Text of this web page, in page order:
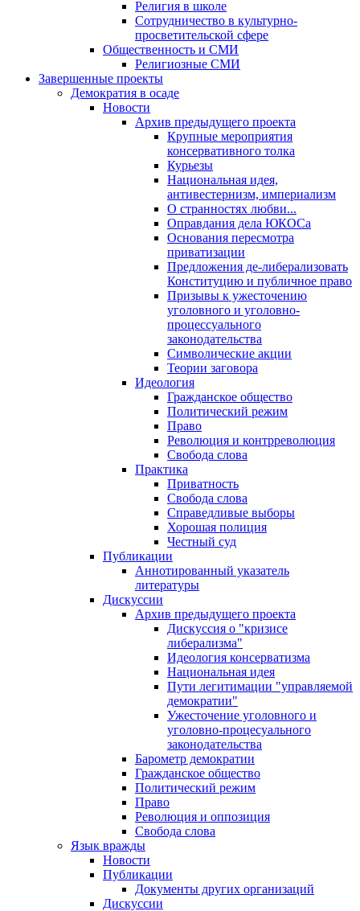
Религия в школе
Сотрудничество в культурно-
просветительской сфере
Общественность и СМИ
Религиозные СМИ
Завершенные проекты
Демократия в осаде
Новости
Архив предыдущего проекта
Крупные мероприятия
консервативного толка
Курьезы
Национальная идея,
антивестернизм, империализм
О странностях любви...
Оправдания дела ЮКОСа
Основания пересмотра
приватизации
Предложения де-либерализовать
Конституцию и публичное право
Призывы к ужесточению
уголовного и уголовно-
процессуального
законодательства
Символические акции
Теории заговора
Идеология
Гражданское общество
Политический режим
Право
Революция и контрреволюция
Свобода слова
Практика
Приватность
Свобода слова
Справедливые выборы
Хорошая полиция
Честный суд
Публикации
Аннотированный указатель
литературы
Дискуссии
Архив предыдущего проекта
Дискуссия о "кризисе
либерализма"
Идеология консерватизма
Национальная идея
Пути легитимации "управляемой
демократии"
Ужесточение уголовного и
уголовно-процесуального
законодательства
Барометр демократии
Гражданское общество
Политический режим
Право
Революция и оппозиция
Свобода слова
Язык вражды
Новости
Публикации
Документы других организаций
Дискуссии